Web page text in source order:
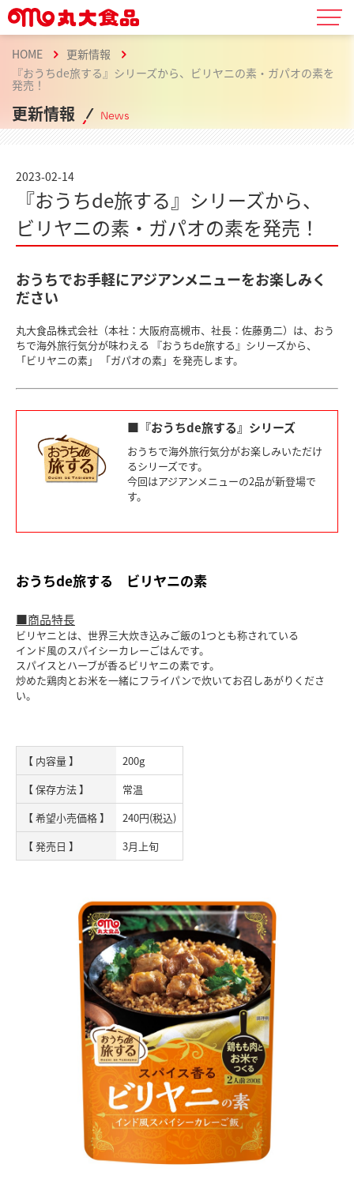
HOME
更新情報
『おうちde旅する』シリーズから、ビリヤニの素・ガパオの素を
発売！
更新情報 News
2023-02-14
『おうちde旅する』シリーズから、
ビリヤニの素・ガパオの素を発売！
おうちでお手軽にアジアンメニューをお楽しみく
ださい
丸大食品株式会社（本社：大阪府高槻市、社長：佐藤勇二）は、おう
ちで海外旅行気分が味わえる 『おうちde旅する』シリーズから、
「ビリヤニの素」 「ガパオの素」を発売します。
■『おうちde旅する』シリーズ
おうちで海外旅行気分がお楽しみいただけ
るシリーズです。
今回はアジアンメニューの2品が新登場で
す。
おうちde旅する ビリヤニの素
■商品特長
ビリヤニとは、世界三大炊き込みご飯の1つとも称されている
インド風のスパイシーカレーごはんです。
スパイスとハーブが香るビリヤニの素です。
炒めた鶏肉とお米を一緒にフライパンで炊いてお召しあがりくださ
い。
【 内容量 】
200g
【 保存方法 】
常温
【 希望小売価格 】
240円(税込)
【 発売日 】
3月上旬